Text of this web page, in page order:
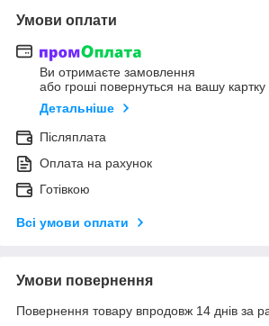
Умови оплати
Ви отримаєте замовлення
або гроші повернуться на вашу картку
Детальніше
Післяплата
Оплата на рахунок
Готівкою
Всі умови оплати
Умови повернення
Повернення товару впродовж 14 днів за